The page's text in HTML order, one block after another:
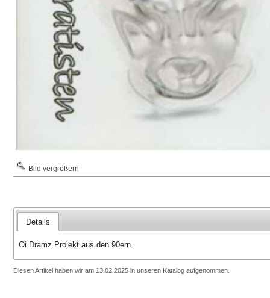
Bild vergrößern
Details
Oi Dramz Projekt aus den 90ern.
Diesen Artikel haben wir am 13.02.2025 in unseren Katalog aufgenommen.